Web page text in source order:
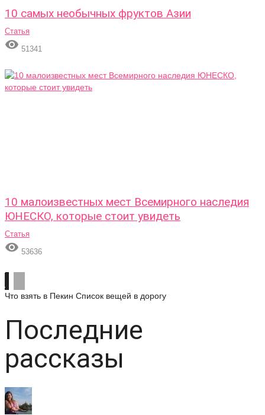
10 самых необычных фруктов Азии
Статья
 51341
10 малоизвестных мест Всемирного наследия
ЮНЕСКО, которые стоит увидеть
Статья
 53636
Что взять в Пекин Список вещей в дорогу
Последние
рассказы